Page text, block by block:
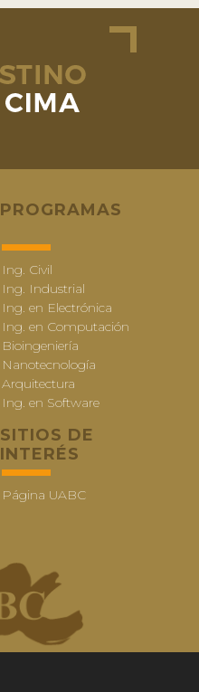
PROGRAMAS
Ing. Civil
Ing. Industrial
Ing. en Electrónica
Ing. en Computación
Bioingeniería
Nanotecnología
Arquitectura
Ing. en Software
SITIOS DE
INTERÉS
Página UABC